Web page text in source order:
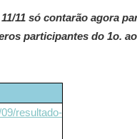
11 só contarão agora
participantes do 1o.
resultado-